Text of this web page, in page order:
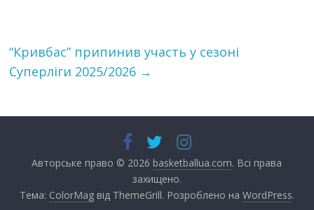
“Кривбас” припинив участь у сезоні
Суперліги 2025/2026 →
Авторське право © 2026 basketballua.com. Всі права
захищено.
Тема: ColorMagвід ThemeGrill. Розроблено на WordPress.